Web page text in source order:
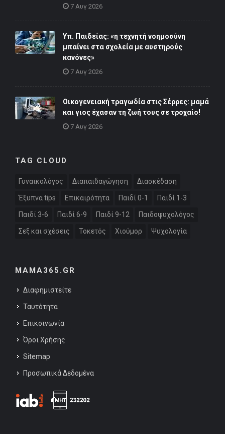
7 Αυγ 2026
Υπ. Παιδείας: «η τεχνητή νοημοσύνη
μπαίνει στα σχολεία με αυστηρούς
κανόνες»
7 Αυγ 2026
Οικογενειακή τραγωδία στις Σέρρες: μαμά
και γιος έχασαν τη ζωή τους σε τροχαίο!
7 Αυγ 2026
TAG CLOUD
Γυναικολόγος Διαπαιδαγώγηση Διασκέδαση
Έξυπνα tips Επικαιρότητα Παιδί 0-1 Παιδί 1-3
Παιδί 3-6 Παιδί 6-9 Παιδί 9-12 Παιδοψυχολόγος
Σεξ και σχέσεις Τοκετός Χιούμορ Ψυχολογία
MAMA365.GR
Διαφημιστείτε
Ταυτότητα
Επικοινωνία
Όροι Χρήσης
Sitemap
Προσωπικά Δεδομένα